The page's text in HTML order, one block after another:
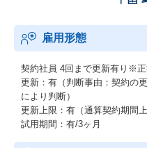
雇用形態
契約社員 4回まで更新有り※
更新：有（判断事由：契約の
により判断）
更新上限：有（通算契約期
試用期間：有/3ヶ月